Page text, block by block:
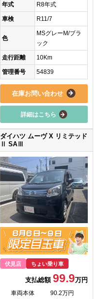
年式 R8年式
車検 R11/7
色
MSグレーM/ブラ
ック
走行距離 10Km
管理番号 54839
在庫お問い合わせ
詳細はこちら
ダイハツ ムーヴ X リミテッド
Ⅱ SAⅢ
伏見店 ちょい乗り車
支払総額 99.9万円
車両本体
90.2万円